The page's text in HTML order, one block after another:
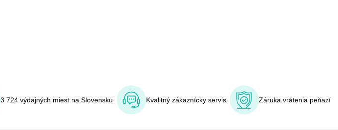
3 724 výdajných miest na Slovensku Kvalitný zákaznícky servis Záruka vrátenia peňazí